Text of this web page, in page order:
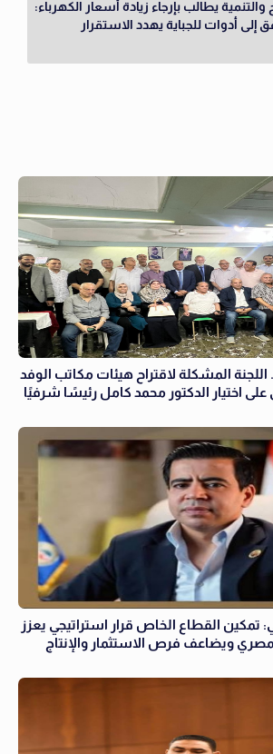
يطالب بإرجاء زيادة أسعار الكهرباء:
إلى أدوات للجباية يهدد الاستقرار
اللجنة المشكلة لاقتراح هيئات مكاتب الوفد
على اختيار الدكتور محمد كامل رئيسًا شرفيًا
تمكين القطاع الخاص قرار استراتيجي يعزز
ويضاعف فرص الاستثمار والإنتاج